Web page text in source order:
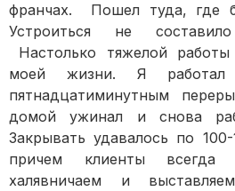
франчах. Пошел туда, где
Устроиться не
Настолько тяжелой
моей жизни. Я
пятнадцатиминутным
домой ужинал и снова
Закрывать удавалось по
причем клиенты
халявничаем и